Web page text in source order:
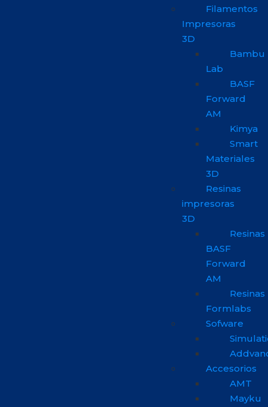
Filamentos
Impresoras
3D
Bambu
Lab
BASF
Forward
AM
Kimya
Smart
Materiales
3D
Resinas
impresoras
3D
Resinas
BASF
Forward
AM
Resinas
Formlabs
Sofware
Accesorios
AMT
Mayku